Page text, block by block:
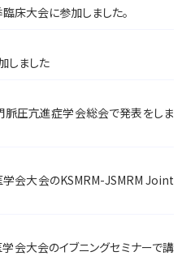
床大会に参加しました。
しました
亢進症学会総会で発表をしま
会大会のKSMRM-JSMRM Joint
大会のイブニングセミナーで講